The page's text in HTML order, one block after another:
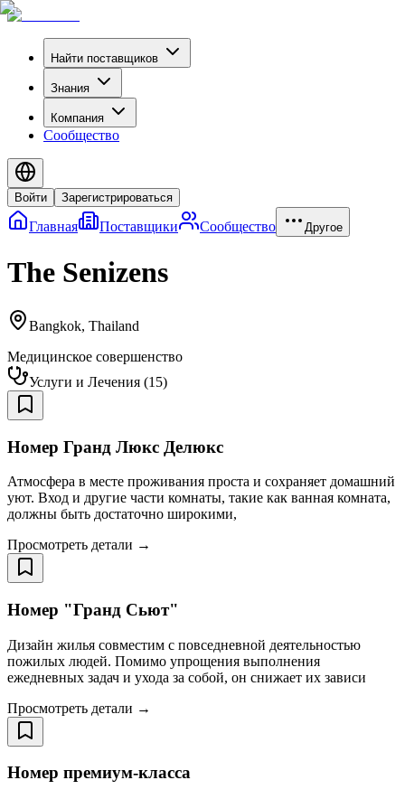
Найти поставщиков
Знания
Компания
Сообщество
Войти Зарегистрироваться
Главная Поставщики Сообщество Другое
The Senizens
Bangkok, Thailand
Медицинское совершенство
Услуги и Лечения (15)
Номер Гранд Люкс Делюкс
Атмосфера в месте проживания проста и сохраняет домашний
уют. Вход и другие части комнаты, такие как ванная комната,
должны быть достаточно широкими,
Просмотреть детали →
Номер "Гранд Сьют"
Дизайн жилья совместим с повседневной деятельностью
пожилых людей. Помимо упрощения выполнения
ежедневных задач и ухода за собой, он снижает их зависи
Просмотреть детали →
Номер премиум-класса